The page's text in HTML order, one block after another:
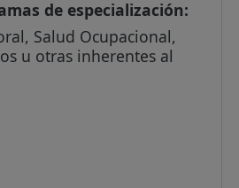
de especialización:
Salud Ocupacional,
u otras inherentes al